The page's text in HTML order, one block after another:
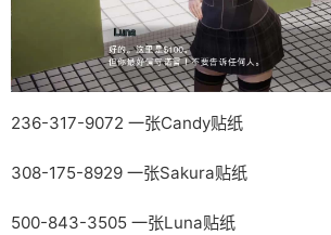
236-317-9072 一张Candy贴纸
308-175-8929 一张Sakura贴纸
500-843-3505 一张Luna贴纸